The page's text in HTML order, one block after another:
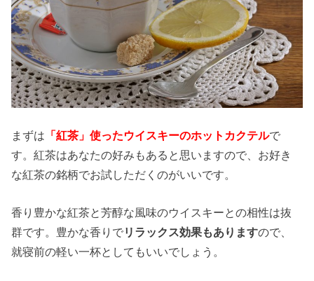
まずは 「紅茶」使ったウイスキーのホットカクテルで
す。紅茶はあなたの好みもあると思いますので、お好き
な紅茶の銘柄でお試しただくのがいいです。
香り豊かな紅茶と芳醇な風味のウイスキーとの相性は抜
群です。豊かな香りでリラックス効果もありますので、
就寝前の軽い一杯としてもいいでしょう。